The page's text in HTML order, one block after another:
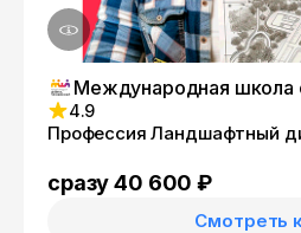
Международная школа
4.9
Профессия Ландшафтный
сразу 40 600 ₽
Смотреть